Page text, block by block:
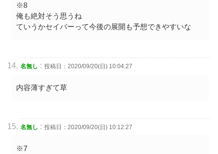
※8
俺も絶対そう思うね
ていうかセイバーって今後の展開も予想できやすいな
名無し : 投稿日：2020/09/20(日) 10:04:27
内容薄すぎて草
名無し : 投稿日：2020/09/20(日) 10:12:27
※7